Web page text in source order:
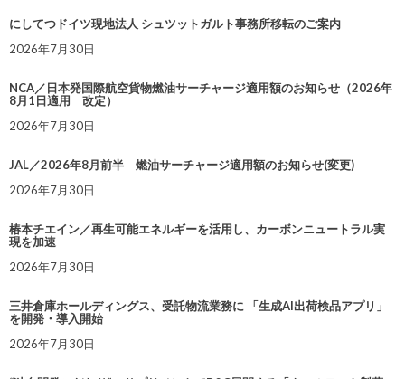
にしてつドイツ現地法人 シュツットガルト事務所移転のご案内
2026年7月30日
NCA／日本発国際航空貨物燃油サーチャージ適用額のお知らせ（2026年
8月1日適用 改定）
2026年7月30日
JAL／2026年8月前半 燃油サーチャージ適用額のお知らせ(変更)
2026年7月30日
椿本チエイン／再生可能エネルギーを活用し、カーボンニュートラル実
現を加速
2026年7月30日
三井倉庫ホールディングス、受託物流業務に 「生成AI出荷検品アプリ」
を開発・導入開始
2026年7月30日